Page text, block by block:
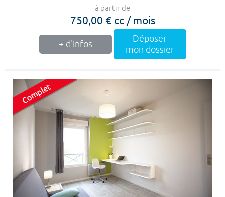
à partir de
750,00 € cc / mois
+ d'infos
Déposer
mon dossier